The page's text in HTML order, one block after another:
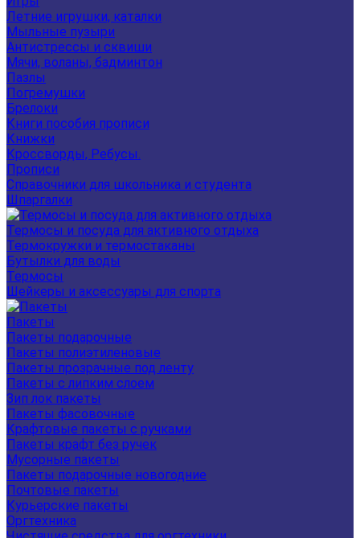
Летние игрушки, каталки
Мыльные пузыри
Антистрессы и сквиши
Мячи, воланы, бадминтон
Пазлы
Погремушки
Брелоки
Книги пособия прописи
Книжки
Кроссворды, Ребусы.
Прописи
Справочники для школьника и студента
Шпаргалки
Термосы и посуда для активного отдыха
Термокружки и термостаканы
Бутылки для воды
Термосы
Шейкеры и аксессуары для спорта
Пакеты
Пакеты подарочные
Пакеты полиэтиленовые
Пакеты прозрачные под ленту
Пакеты с липким слоем
Зип лок пакеты
Пакеты фасовочные
Крафтовые пакеты с ручками
Пакеты крафт без ручек
Мусорные пакеты
Пакеты подарочные новогодние
Почтовые пакеты
Курьерские пакеты
Оргтехника